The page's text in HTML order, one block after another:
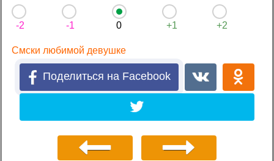
-2 -1 0 +1 +2
Смски любимой девушке
Поделиться на Facebook